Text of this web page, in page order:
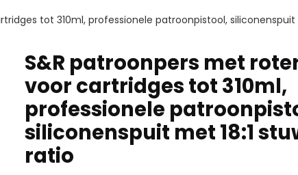
tot 310ml, professionele patroonpistool, siliconenspuit
S&R patroonpers met
voor cartridges tot 310ml,
professionele
siliconenspuit met 18:1
ratio